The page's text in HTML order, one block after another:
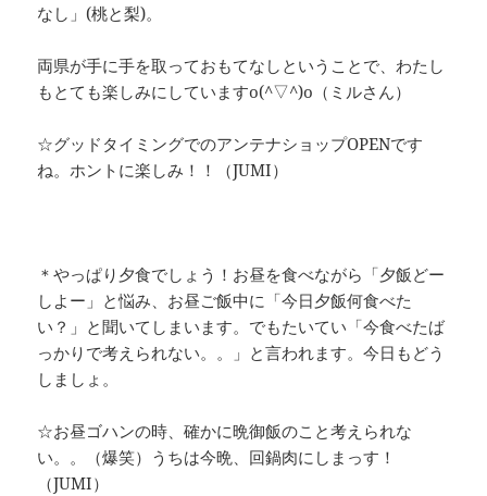
なし」(桃と梨)。
両県が手に手を取っておもてなしということで、わたし
もとても楽しみにしていますo(^▽^)o（ミルさん）
☆グッドタイミングでのアンテナショップOPENです
ね。ホントに楽しみ！！（JUMI）
＊やっぱり夕食でしょう！お昼を食べながら「夕飯どー
しよー」と悩み、お昼ご飯中に「今日夕飯何食べた
い？」と聞いてしまいます。でもたいてい「今食べたば
っかりで考えられない。。」と言われます。今日もどう
しましょ。
☆お昼ゴハンの時、確かに晩御飯のこと考えられな
い。。（爆笑）うちは今晩、回鍋肉にしまっす！
（JUMI）